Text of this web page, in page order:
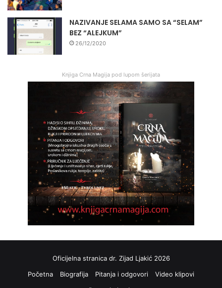
NAZIVANJE SELAMA SAMO SA “SELAM”
BEZ “ALEJKUM”
26/12/2020
Knjiga Crna Magija pod lupom šerijata
Oficijelna stranica dr. Zijad Ljakić 2026
Početna
Biografija Pitanja i odgovori
Video klipovi